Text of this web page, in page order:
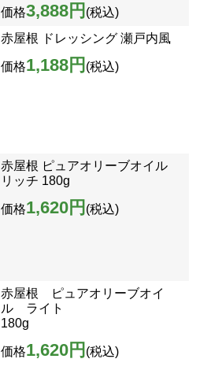
価格3,888円 (税込)
赤屋根 ドレッシング 瀬戸内風
価格1,188円 (税込)
赤屋根 ピュアオリーブオイル
リッチ 180g
価格1,620円 (税込)
赤屋根 ピュアオリーブオイ
ル ライト
180g
価格1,620円 (税込)